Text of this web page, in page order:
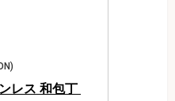
レス 和包丁